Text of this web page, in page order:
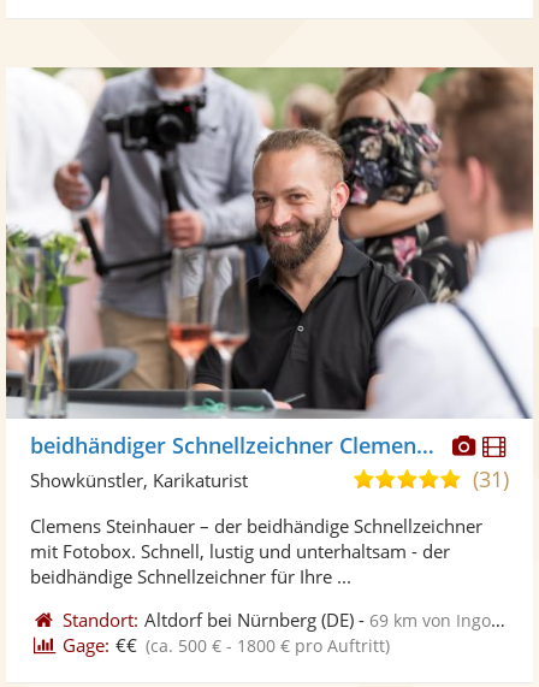
Fotos
beidhändiger Schnellzeichner Clemens Steinhauer
5,0
5
(31)
Showkünstler, Karikaturist
Clemens Steinhauer – der beidhändige Schnellzeichner
mit Fotobox. Schnell, lustig und unterhaltsam - der
beidhändige Schnellzeichner für Ihre ...
Standort: Altdorf bei Nürnberg (DE) -69 km von Ingolstadt
Gage: €€ (ca. 500 € - 1800 € pro Auftritt)